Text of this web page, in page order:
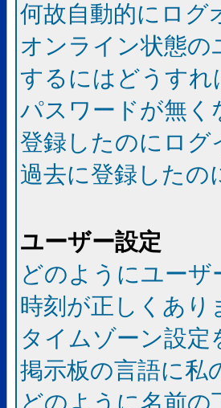
何故自動的にログ
オンライン状態
するにはどうす
パスワードが無
登録したのにロ
過去に登録したの
ユーザー設定
どのようにユー
時刻が正しくあり
タイムゾーン設
掲示板の言語に私
どのように名前